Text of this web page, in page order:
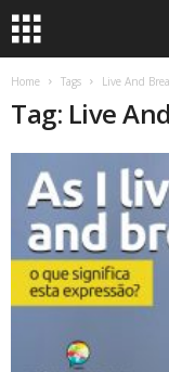
Home Tags Live And
Tag: Live